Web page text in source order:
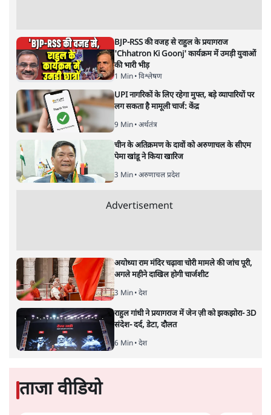
BJP-RSS की वजह से राहुल के प्रयागराज
'Chhatron Ki Goonj' कार्यक्रम में उमड़ी युवाओं
की भारी भीड़
1 Min• विश्लेषण
UPI नागरिकों के लिए रहेगा मुफ्त, बड़े व्यापारियों पर
लग सकता है मामूली चार्ज: केंद्र
9 Min• अर्थतंत्र
चीन के अतिक्रमण के दावों को अरुणाचल के सीएम
पेमा खांडू ने किया खारिज
3 Min• अरुणाचल प्रदेश
Advertisement
अयोध्या राम मंदिर चढ़ावा चोरी मामले की जांच पूरी,
अगले महीने दाखिल होगी चार्जशीट
3 Min• देश
राहुल गांधी ने प्रयागराज में जेन ज़ी को झकझोरा- 3D
संदेश- दर्द, डेटा, दौलत
6 Min• देश
ताजा वीडियो